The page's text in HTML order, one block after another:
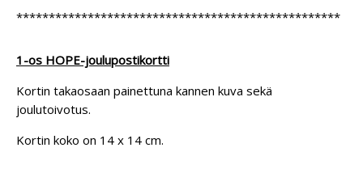
**************************************************
1-os HOPE-joulupostikortti
Kortin takaosaan painettuna kannen kuva sekä
joulutoivotus.
Kortin koko on 14 x 14 cm.